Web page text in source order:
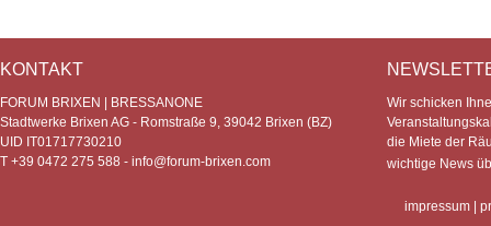
KONTAKT
FORUM BRIXEN | BRESSANONE
Stadtwerke Brixen AG - Romstraße 9, 39042 Brixen (BZ)
UID IT01717730210
T +39 0472 275 588 - info@forum-brixen.com
Wir schicken
die Miete der
wichtige News
impressum